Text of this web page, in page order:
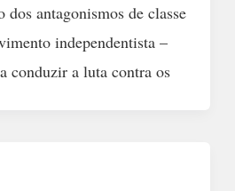
dos antagonismos de classe
independentista –
conduzir a luta contra os